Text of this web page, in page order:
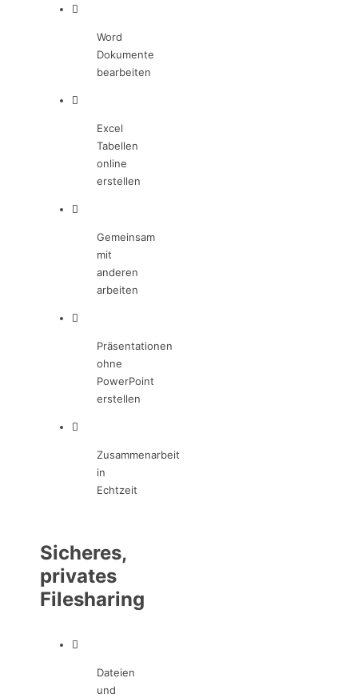
Word
Dokumente
bearbeiten
Excel
Tabellen
online
erstellen
Gemeinsam
mit
anderen
arbeiten
Präsentationen
ohne
PowerPoint
erstellen
Zusammenarbeit
in
Echtzeit
Sicheres,
privates
Filesharing
Dateien
und